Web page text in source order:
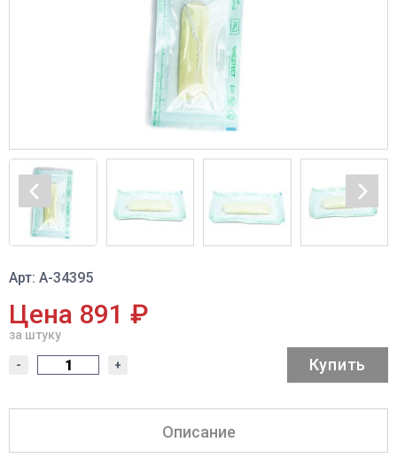
Арт: А-34395
Цена 891 ₽
за штуку
- + Купить
Описание